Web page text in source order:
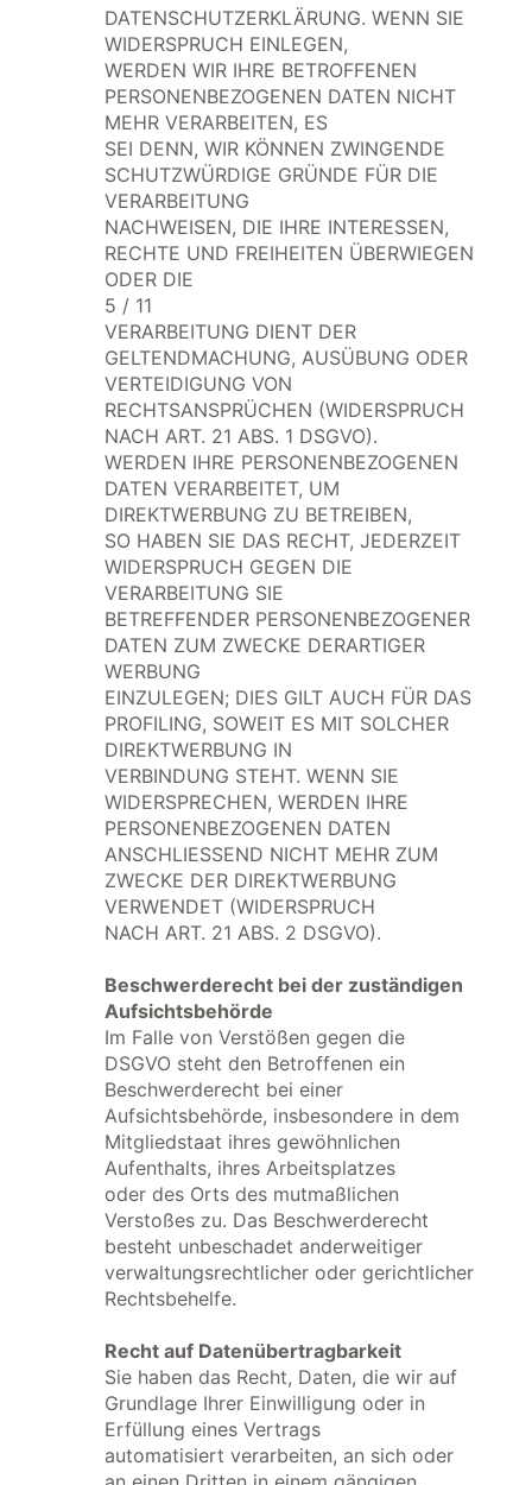
DATENSCHUTZERKLÄRUNG. WENN SIE
WIDERSPRUCH EINLEGEN,
WERDEN WIR IHRE BETROFFENEN
PERSONENBEZOGENEN DATEN NICHT
MEHR VERARBEITEN, ES
SEI DENN, WIR KÖNNEN ZWINGENDE
SCHUTZWÜRDIGE GRÜNDE FÜR DIE
VERARBEITUNG
NACHWEISEN, DIE IHRE INTERESSEN,
RECHTE UND FREIHEITEN ÜBERWIEGEN
ODER DIE
5 / 11
VERARBEITUNG DIENT DER
GELTENDMACHUNG, AUSÜBUNG ODER
VERTEIDIGUNG VON
RECHTSANSPRÜCHEN (WIDERSPRUCH
NACH ART. 21 ABS. 1 DSGVO).
WERDEN IHRE PERSONENBEZOGENEN
DATEN VERARBEITET, UM
DIREKTWERBUNG ZU BETREIBEN,
SO HABEN SIE DAS RECHT, JEDERZEIT
WIDERSPRUCH GEGEN DIE
VERARBEITUNG SIE
BETREFFENDER PERSONENBEZOGENER
DATEN ZUM ZWECKE DERARTIGER
WERBUNG
EINZULEGEN; DIES GILT AUCH FÜR DAS
PROFILING, SOWEIT ES MIT SOLCHER
DIREKTWERBUNG IN
VERBINDUNG STEHT. WENN SIE
WIDERSPRECHEN, WERDEN IHRE
PERSONENBEZOGENEN DATEN
ANSCHLIESSEND NICHT MEHR ZUM
ZWECKE DER DIREKTWERBUNG
VERWENDET (WIDERSPRUCH
NACH ART. 21 ABS. 2 DSGVO).
Beschwerderecht bei der zuständigen
Aufsichtsbehörde
Im Falle von Verstößen gegen die
DSGVO steht den Betroffenen ein
Beschwerderecht bei einer
Aufsichtsbehörde, insbesondere in dem
Mitgliedstaat ihres gewöhnlichen
Aufenthalts, ihres Arbeitsplatzes
oder des Orts des mutmaßlichen
Verstoßes zu. Das Beschwerderecht
besteht unbeschadet anderweitiger
verwaltungsrechtlicher oder gerichtlicher
Rechtsbehelfe.
Recht auf Datenübertragbarkeit
Sie haben das Recht, Daten, die wir auf
Grundlage Ihrer Einwilligung oder in
Erfüllung eines Vertrags
automatisiert verarbeiten, an sich oder